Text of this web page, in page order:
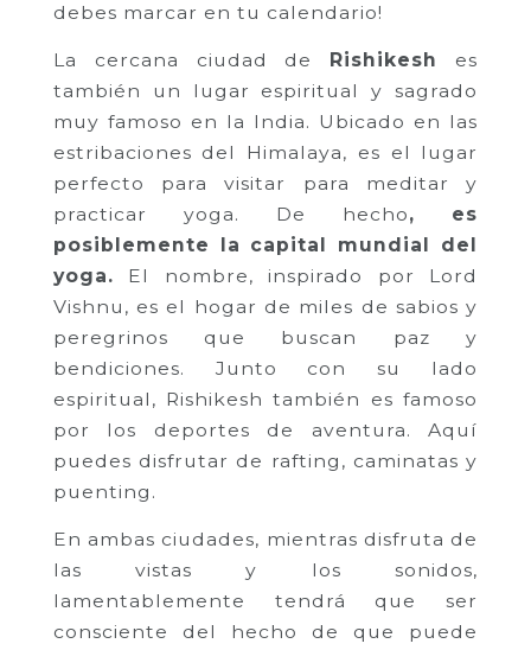
debes marcar en tu calendario!
La cercana ciudad de Rishikesh es
también un lugar espiritual y sagrado
muy famoso en la India. Ubicado en las
estribaciones del Himalaya, es el lugar
perfecto para visitar para meditar y
practicar yoga. De hecho, es
posiblemente la capital mundial del
yoga. El nombre, inspirado por Lord
Vishnu, es el hogar de miles de sabios y
peregrinos que buscan paz y
bendiciones. Junto con su lado
espiritual, Rishikesh también es famoso
por los deportes de aventura. Aquí
puedes disfrutar de rafting, caminatas y
puenting.
En ambas ciudades, mientras disfruta de
las vistas y los sonidos,
lamentablemente tendrá que ser
consciente del hecho de que puede